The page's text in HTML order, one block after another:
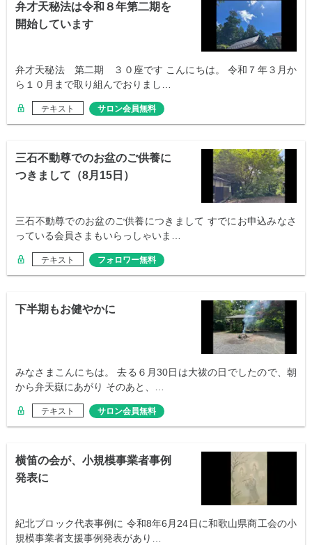
弁才天秘法は令和８年第二期を
開始しています
弁才天秘法 第二期 ３０座です こんにちは。 令和７年３月か
ら１０月まで取り組んでおりまし…
テキスト サロン会員無料
三石不動尊でのお盆のご供養に
つきまして（8月15日）
三石不動尊でのお盆のご供養につきまして すでにお申込みなさ
っている会員さまもいらっしゃいま…
テキスト フォロワー無料
下半期もお健やかに
みなさまこんにちは。 去る６月30日は大祓の日でしたので、朝
から弁天嶽にあがり そのあと、…
テキスト サロン会員無料
横笛の会が、小規模事業者事例
発表に
紀北ブロック代表事例に 令和8年6月24日に和歌山県商工会の小
規模事業者支援事例発表があり…